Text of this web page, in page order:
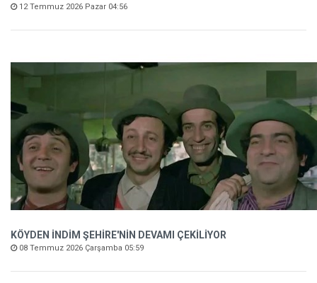
12 Temmuz 2026 Pazar 04:56
KÖYDEN İNDİM ŞEHİRE'NİN DEVAMI ÇEKİLİYOR
08 Temmuz 2026 Çarşamba 05:59